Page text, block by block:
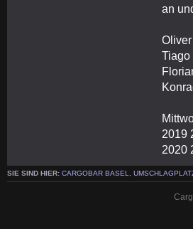
an
Tiago
2019
2020
SIE SIND HIER: CARGOBAR BASEL,